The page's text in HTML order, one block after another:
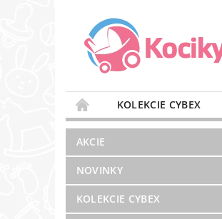
KOLEKCIE CYBEX
STAROSTLIVOSŤ O VZDUCH
BLOG
PREDAJŇA
AKCIE
NOVINKY
KOLEKCIE CYBEX